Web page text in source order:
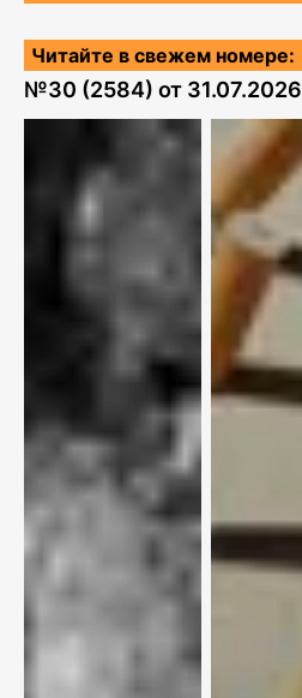
Читайте в свежем номере:
№30 (2584) от 31.07.2026